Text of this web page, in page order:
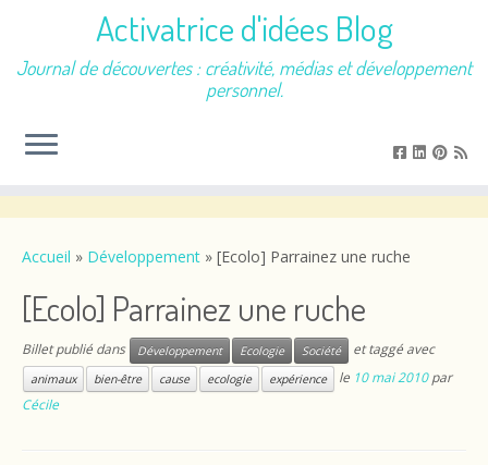
contenu
Activatrice d'idées Blog
Journal de découvertes : créativité, médias et développement
personnel.
Accueil » Développement » [Ecolo] Parrainez une ruche
[Ecolo] Parrainez une ruche
Billet publié dans Développement Ecologie Société et taggé avec
animaux bien-être cause ecologie expérience le 10 mai 2010 par
Cécile